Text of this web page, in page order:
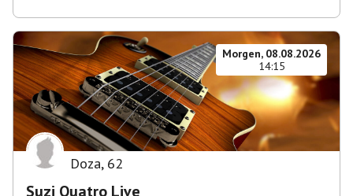
Morgen, 08.08.2026
14:15
Doza, 62
Suzi Quatro Live